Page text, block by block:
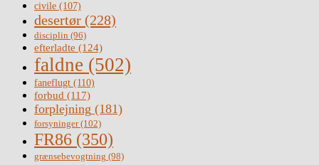
civile (107)
desertør (228)
disciplin (96)
efterladte (124)
faldne (502)
faneflugt (110)
forbud (117)
forplejning (181)
forsyninger(102)
FR86 (350)
grænsebevogtning (98)